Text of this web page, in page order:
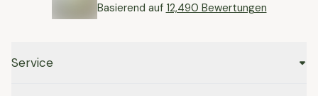
Basierend auf 12,490 Bewertungen
Service